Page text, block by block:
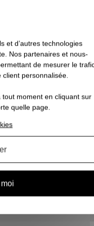
et d’autres technologies
Nos partenaires et nous-
de mesurer le
personnalisée.
moment en cliquant sur
quelle page.